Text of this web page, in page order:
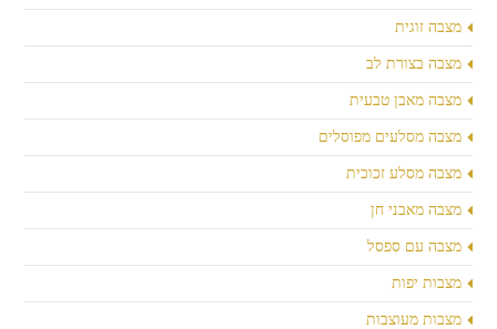
מצבה זוגית
מצבה בצורת לב
מצבה מאבן טבעית
מצבה מסלעים מפוסלים
מצבה מסלע זכוכית
מצבה מאבני חן
מצבה עם ספסל
מצבות יפות
מצבות מעוצבות